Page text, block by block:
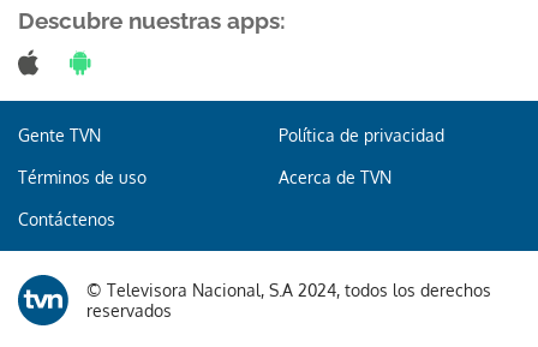
Descubre nuestras apps:
Gente TVN Política de privacidad
Términos de uso Acerca de TVN
Contáctenos
© Televisora Nacional, S.A 2024, todos los derechos
reservados